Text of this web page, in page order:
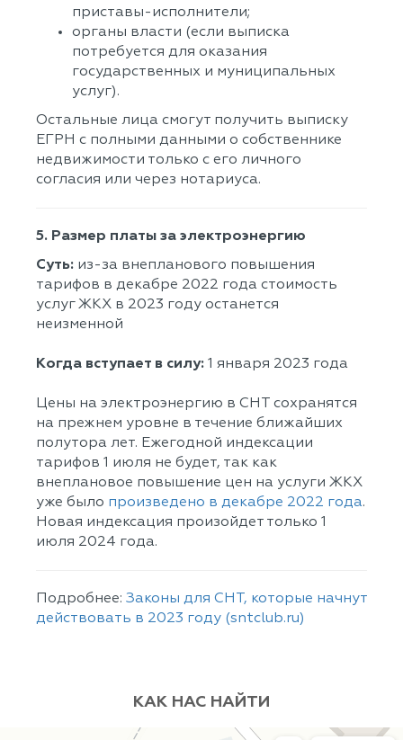
приставы-исполнители;
органы власти (если выписка
потребуется для оказания
государственных и муниципальных
услуг).
Остальные лица смогут получить выписку
ЕГРН с полными данными о собственнике
недвижимости только с его личного
согласия или через нотариуса.
5. Размер платы за электроэнергию
Суть: из-за внепланового повышения
тарифов в декабре 2022 года стоимость
услуг ЖКХ в 2023 году останется
неизменной
Когда вступает в силу: 1 января 2023 года
Цены на электроэнергию в СНТ сохранятся
на прежнем уровне в течение ближайших
полутора лет. Ежегодной индексации
тарифов 1 июля не будет, так как
внеплановое повышение цен на услуги ЖКХ
уже было произведено в декабре 2022 года.
Новая индексация произойдет только 1
июля 2024 года.
Подробнее: Законы для СНТ, которые начнут
действовать в 2023 году (sntclub.ru)
КАК НАС НАЙТИ